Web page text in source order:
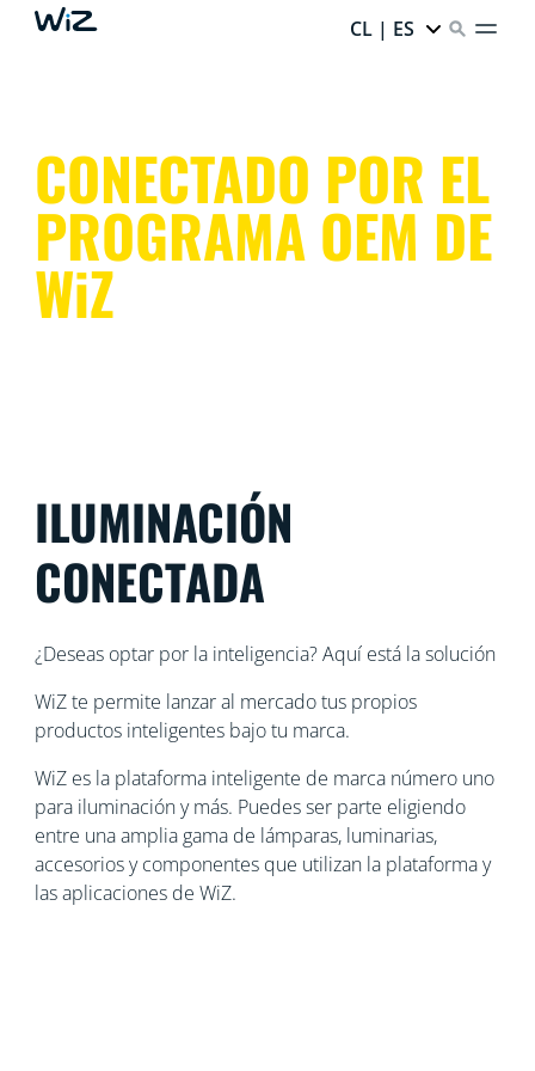
CL | ES
CONECTADO POR EL
PROGRAMA OEM DE
WiZ
ILUMINACIÓN
CONECTADA
¿Deseas optar por la inteligencia? Aquí está la solución
WiZ te permite lanzar al mercado tus propios
productos inteligentes bajo tu marca.
WiZ es la plataforma inteligente de marca número uno
para iluminación y más. Puedes ser parte eligiendo
entre una amplia gama de lámparas, luminarias,
accesorios y componentes que utilizan la plataforma y
las aplicaciones de WiZ.